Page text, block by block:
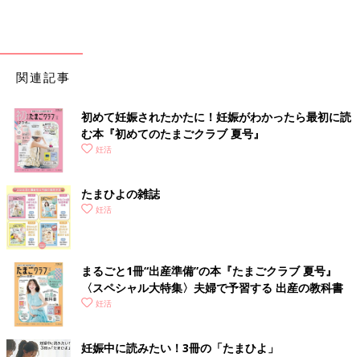
関連記事
初めて妊娠されたかたに！妊娠がわかったら最初に読
む本『初めてのたまごクラブ 夏号』
妊活
たまひよの雑誌
妊活
まるごと1冊“出産準備”の本『たまごクラブ 夏号』
〈スペシャル大特集〉夫婦で予習する 出産の教科書
妊活
妊娠中に読みたい！3冊の「たまひよ」